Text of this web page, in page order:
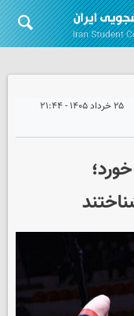
۲۵ خرداد ۱۴۰۵ - ۲۱:۴۴